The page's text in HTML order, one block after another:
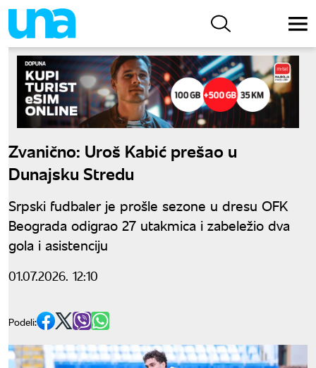
Zvanično: Uroš Kabić prešao u
Dunajsku Stredu
Srpski fudbaler je prošle sezone u dresu OFK
Beograda odigrao 27 utakmica i zabeležio dva
gola i asistenciju
01.07.2026. 12:10
Podeli: